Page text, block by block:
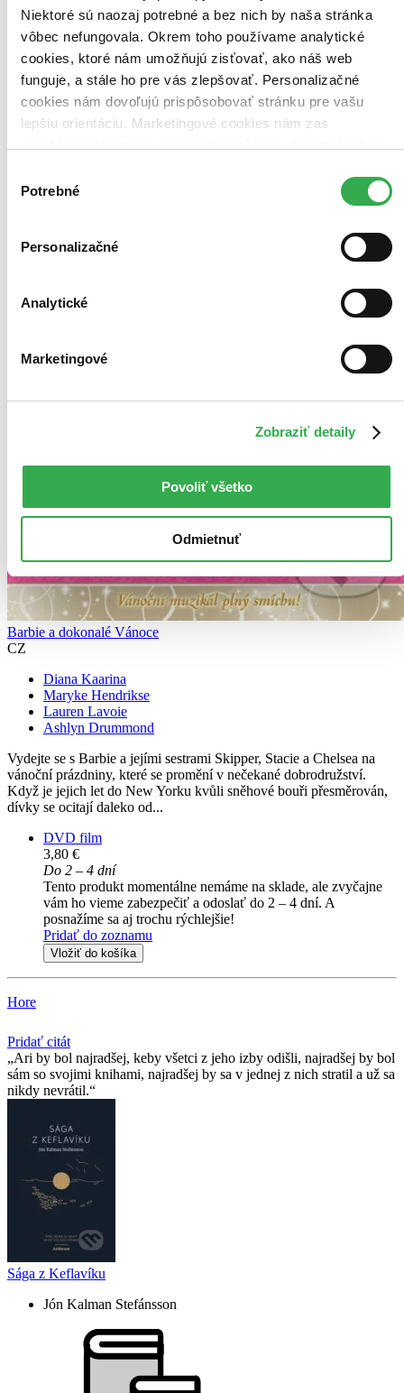
Niektoré sú naozaj potrebné a bez nich by naša stránka
vôbec nefungovala. Okrem toho používame analytické
cookies, ktoré nám umožňujú zisťovať, ako náš web
funguje, a stále ho pre vás zlepšovať. Personalizačné
cookies nám dovoľujú prispôsobovať stránku pre vašu
lepšiu orientáciu. Marketingové cookies nám zas
keby sme mohli používať všetky tieto cookies. Ďakujeme!
súhlasu
Potrebné
Personalizačné
Analytické
Marketingové
Zobraziť detaily
Povoliť všetko
Odmietnuť
Použité filtre
Zrušiť filtre
Účinkuje Lauren LavoieDVD
Barbie a dokonalé Vánoce
CZ
Diana Kaarina
Maryke Hendrikse
Lauren Lavoie
Ashlyn Drummond
Vydejte se s Barbie a jejími sestrami Skipper, Stacie a Chelsea na
vánoční prázdniny, které se promění v nečekané dobrodružství.
Když je jejich let do New Yorku kvůli sněhové bouři přesměrován,
dívky se ocitají daleko od...
DVD film
3,80 €
Do 2 – 4 dní
Tento produkt momentálne nemáme na sklade, ale zvyčajne
vám ho vieme zabezpečiť a odoslať do 2 – 4 dní. A
posnažíme sa aj trochu rýchlejšie!
Pridať do zoznamu
Vložiť do košíka
Hore
Pridať citát
Ari by bol najradšej, keby všetci z jeho izby odišli, najradšej by bol
sám so svojimi knihami, najradšej by sa v jednej z nich stratil a už sa
nikdy nevrátil.
Sága z Keflavíku
Jón Kalman Stefánsson